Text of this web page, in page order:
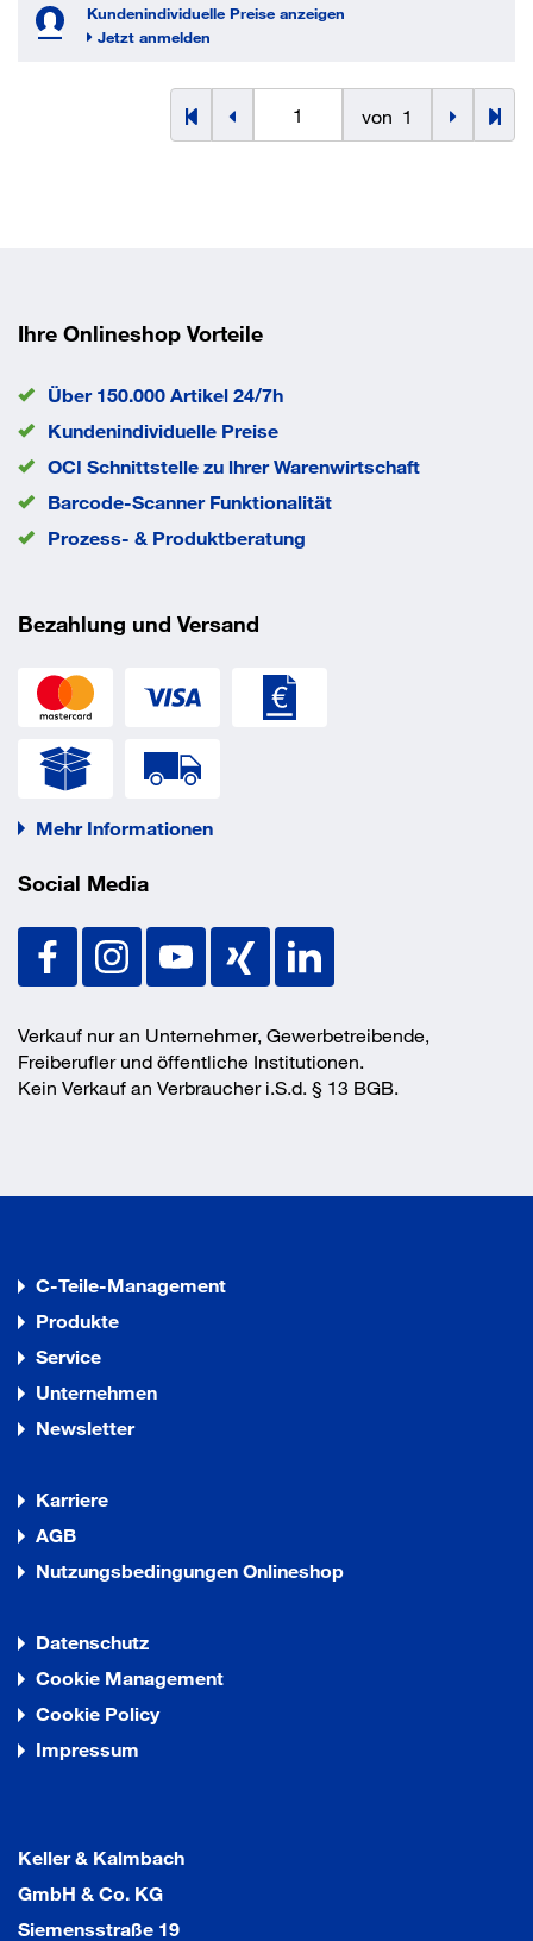
Kundenindividuelle Preise anzeigen
Jetzt anmelden
von 1
Ihre Onlineshop Vorteile
Über 150.000 Artikel 24/7h
Kundenindividuelle Preise
OCI Schnittstelle zu lhrer Warenwirtschaft
Barcode-Scanner Funktionalität
Prozess- & Produktberatung
Bezahlung und Versand
Mehr Informationen
Social Media
Verkauf nur an Unternehmer, Gewerbetreibende,
Freiberufler und öffentliche Institutionen.
Kein Verkauf an Verbraucher i.S.d. § 13 BGB.
C-Teile-Management
Produkte
Service
Unternehmen
Newsletter
Karriere
AGB
Nutzungsbedingungen Onlineshop
Datenschutz
Cookie Management
Cookie Policy
Impressum
Keller & Kalmbach
GmbH & Co. KG
Siemensstraße 19